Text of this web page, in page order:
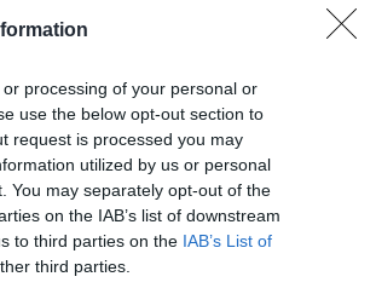
processing of your personal or
use the below opt-out section to
request is processed you may
utilized by us or personal
You may separately opt-out of the
on the IAB’s list of downstream
to third parties on the IAB’s List of
third parties.